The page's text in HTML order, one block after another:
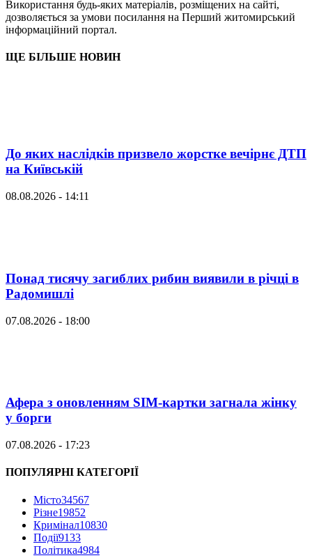
Використання будь-яких матеріалів, розміщених на сайті,
дозволяється за умови посилання на Перший житомирський
інформаційний портал.
ЩЕ БІЛЬШЕ НОВИН
До яких наслідків призвело жорстке вечірнє ДТП
на Київській
08.08.2026 - 14:11
Понад тисячу загиблих рибин виявили в річці в
Радомишлі
07.08.2026 - 18:00
Афера з оновленням SIM-картки загнала жінку
у борги
07.08.2026 - 17:23
ПОПУЛЯРНІ КАТЕГОРІЇ
Місто34567
Різне19852
Кримінал10830
Події9133
Політика4984